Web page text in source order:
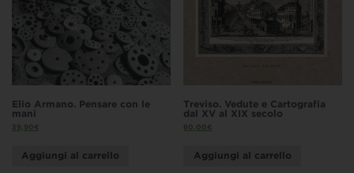
Elio Armano. Pensare con le
mani
39,90€
Aggiungi al carrello
Treviso. Vedute e Cartografia
dal XV al XIX secolo
60,00€
Aggiungi al carrello